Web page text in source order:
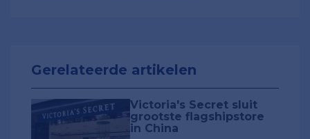
Gerelateerde artikelen
Victoria's Secret sluit
grootste flagshipstore
in China